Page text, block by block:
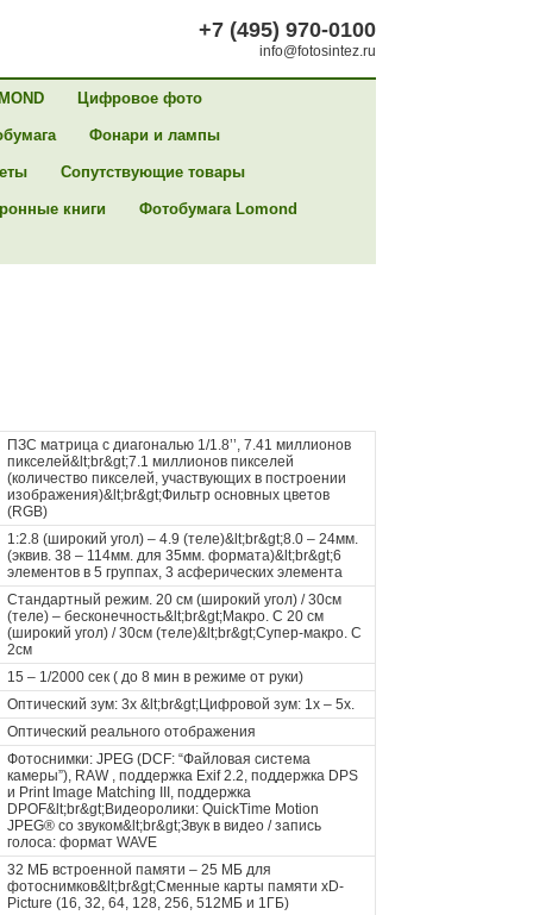
+7 (495) 970-0100
info@fotosintez.ru
Цифровое фото
Фонари и лампы
Сопутствующие товары
книги Фотобумага Lomond
ПЗС матрица с диагональю 1/1.8’’, 7.41 миллионов
пикселей&lt;br&gt;7.1 миллионов пикселей
(количество пикселей, участвующих в построении
изображения)&lt;br&gt;Фильтр основных цветов
(RGB)
1:2.8 (широкий угол) – 4.9 (теле)&lt;br&gt;8.0 – 24мм.
(эквив. 38 – 114мм. для 35мм. формата)&lt;br&gt;6
элементов в 5 группах, 3 асферических элемента
Стандартный режим. 20 см (широкий угол) / 30см
(теле) – бесконечность&lt;br&gt;Макро. С 20 см
(широкий угол) / 30см (теле)&lt;br&gt;Супер-макро. С
2см
15 – 1/2000 сек ( до 8 мин в режиме от руки)
Оптический зум: 3x &lt;br&gt;Цифровой зум: 1x – 5x.
Оптический реального отображения
Фотоснимки: JPEG (DCF: “Файловая система
камеры”), RAW , поддержка Exif 2.2, поддержка DPS
и Print Image Matching III, поддержка
DPOF&lt;br&gt;Видеоролики: QuickTime Motion
JPEG® со звуком&lt;br&gt;Звук в видео / запись
голоса: формат WAVE
32 МБ встроенной памяти – 25 МБ для
фотоснимков&lt;br&gt;Сменные карты памяти xD-
Picture (16, 32, 64, 128, 256, 512МБ и 1ГБ)